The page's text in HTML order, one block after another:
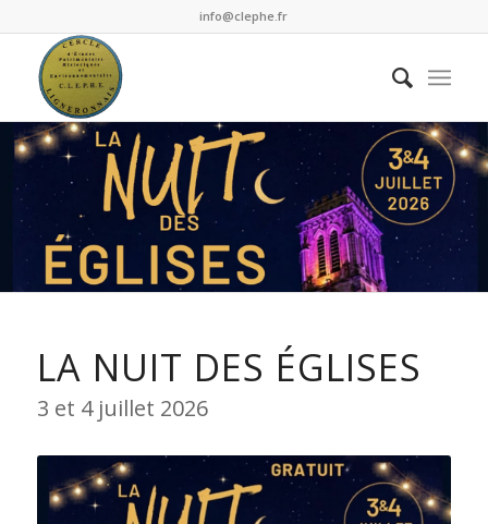
info@clephe.fr
LA NUIT DES ÉGLISES
3 et 4 juillet 2026